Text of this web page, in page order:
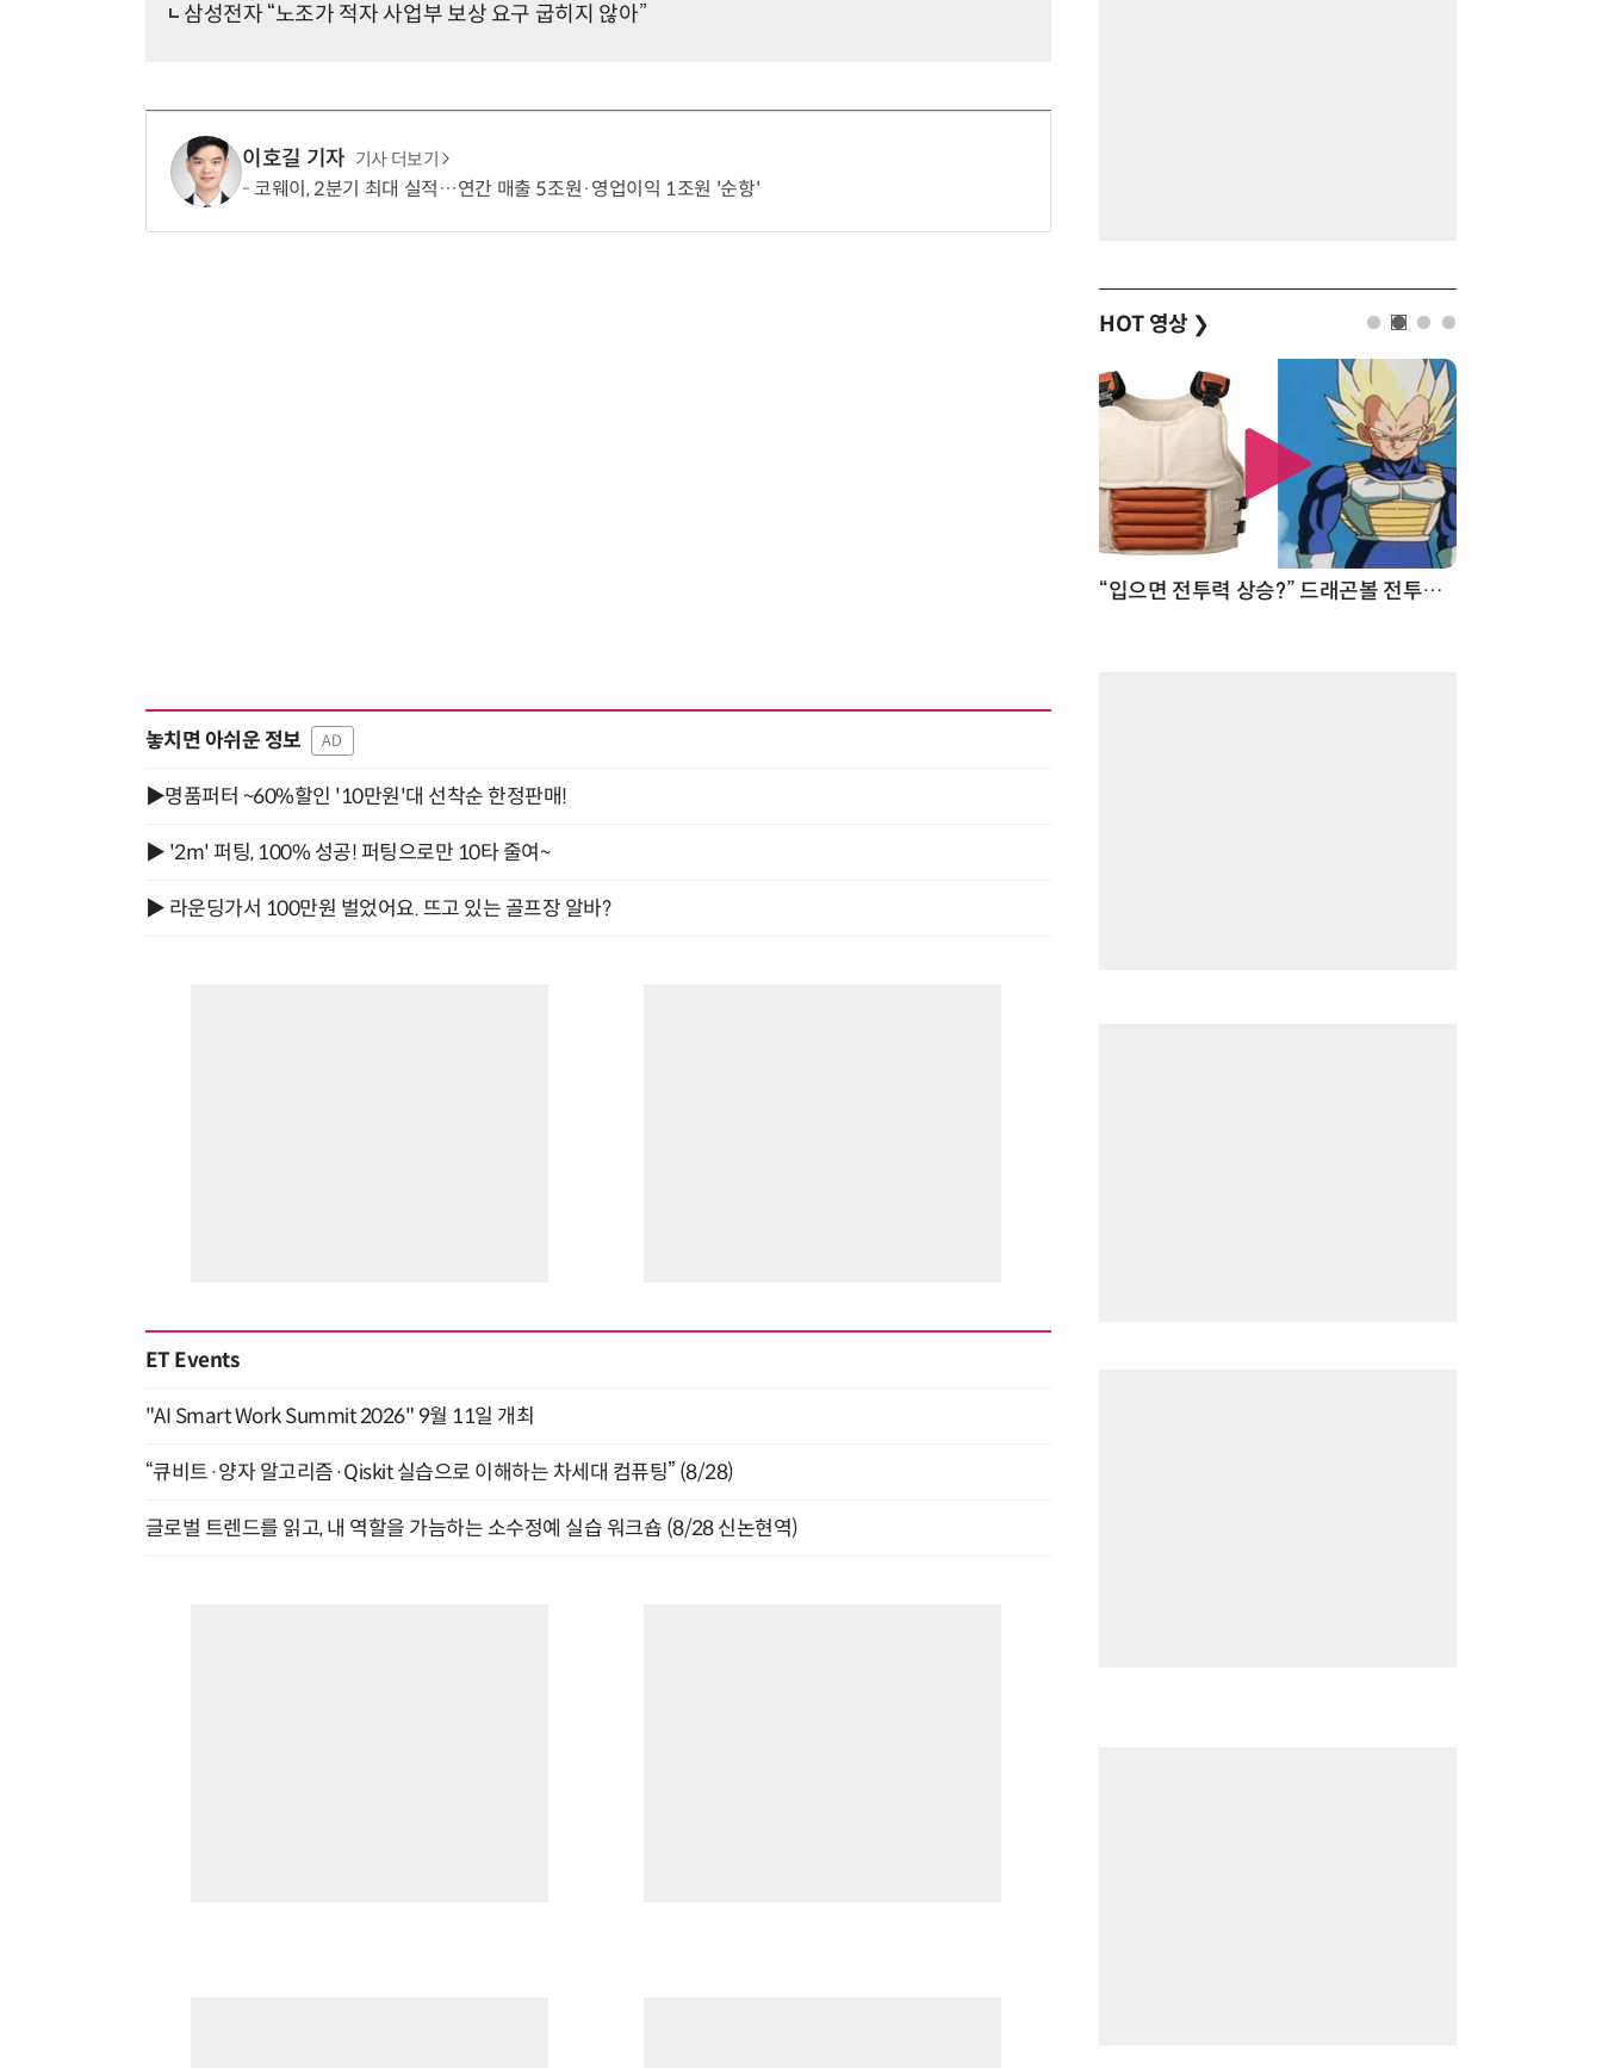
삼성전자 “노조가 적자 사업부 보상 요구 굽히지 않아”
이호길 기자 기사 더보기
코웨이, 2분기 최대 실적…연간 매출 5조원·영업이익 1조원 '순항'
놓치면 아쉬운 정보 AD
▶명품퍼터 ~60%할인 '10만원'대 선착순 한정판매!
▶ '2m' 퍼팅, 100% 성공! 퍼팅으로만 10타 줄여~
▶ 라운딩가서 100만원 벌었어요. 뜨고 있는 골프장 알바?
ET Events
"AI Smart Work Summit 2026" 9월 11일 개최
“큐비트·양자 알고리즘·Qiskit 실습으로 이해하는 차세대 컴퓨팅” (8/28)
글로벌 트렌드를 읽고, 내 역할을 가늠하는 소수정예 실습 워크숍 (8/28 신논현역)
HOT 영상 ❯
“입으면 전투력 상승?” 드래곤볼 전투복 닮은 중량조끼